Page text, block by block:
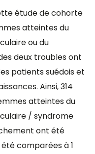
étude de cohorte
atteintes du
ou du
deux troubles ont
patients suédois et
Ainsi, 314
atteintes du
/ syndrome
ont été
comparées à 1